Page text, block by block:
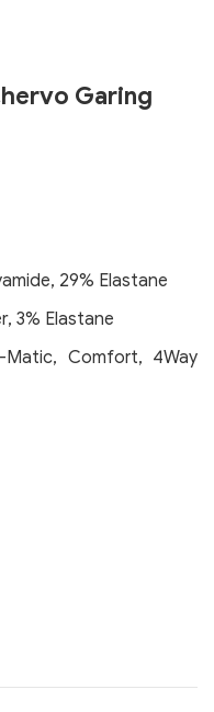
Garing
29% Elastane
3% Elastane
Matic, Comfort, 4Way